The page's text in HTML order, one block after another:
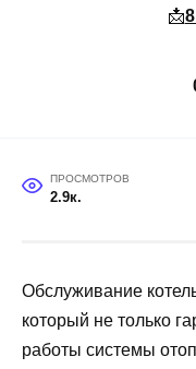
📩
ПРОСМОТРОВ
2.9к.
Обслуживание
который не только
работы системы